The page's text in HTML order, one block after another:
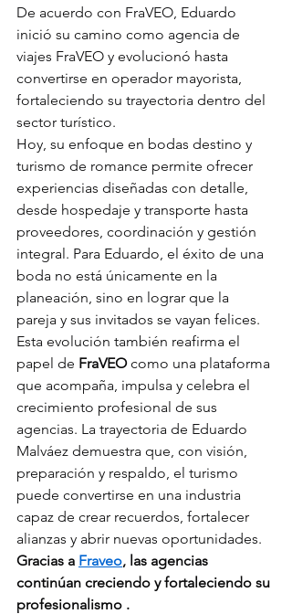
De acuerdo con FraVEO, Eduardo
inició su camino como agencia de
viajes FraVEO y evolucionó hasta
convertirse en operador mayorista,
fortaleciendo su trayectoria dentro del
sector turístico.
Hoy, su enfoque en bodas destino y
turismo de romance permite ofrecer
experiencias diseñadas con detalle,
desde hospedaje y transporte hasta
proveedores, coordinación y gestión
integral. Para Eduardo, el éxito de una
boda no está únicamente en la
planeación, sino en lograr que la
pareja y sus invitados se vayan felices.
Esta evolución también reafirma el
papel de FraVEO como una plataforma
que acompaña, impulsa y celebra el
crecimiento profesional de sus
agencias. La trayectoria de Eduardo
Malváez demuestra que, con visión,
preparación y respaldo, el turismo
puede convertirse en una industria
capaz de crear recuerdos, fortalecer
alianzas y abrir nuevas oportunidades.
Gracias a Fraveo, las agencias
continúan creciendo y fortaleciendo su
profesionalismo .